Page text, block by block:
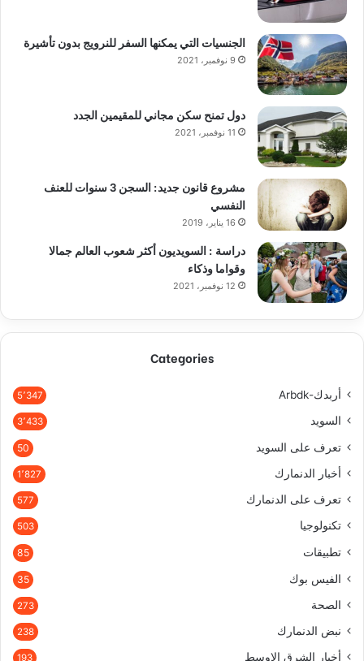
الجنسيات التي يمكنها السفر للنرويج بدون تأشيرة
9 نوفمبر، 2021
دول تمنح سكن مجاني للمقيمين الجدد
11 نوفمبر، 2021
مشروع قانون جديد: السجن 3 سنوات للعنف
النفسي
16 يناير، 2019
دراسة : السويديون أكثر شعوب العالم جمالا
وقواما وذكاء
12 نوفمبر، 2021
Categories
أربدك-Arbdk 5٬347
السويد 3٬433
تعرف على السويد 50
أخبار الدنمارك 1٬827
تعرف على الدنمارك 577
تكنولوجيا 503
تطبيقات 85
الفيس بوك 35
الصحة 273
نبض الدنمارك 238
أخبار الشرق الاوسط 193